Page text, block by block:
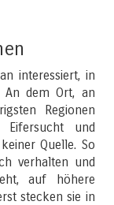
interessiert, in
An dem Ort, an
Regionen
Eifersucht und
Quelle. So
verhalten und
auf höhere
stecken sie in